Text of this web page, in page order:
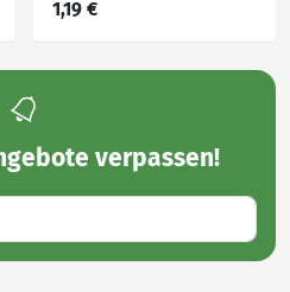
1,19 €
verpassen!